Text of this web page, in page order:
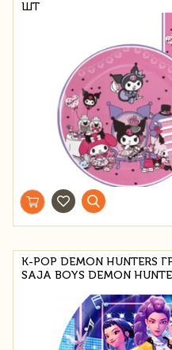
ШТ
K-POP DEMON HUNTERS
SAJA BOYS DEMON